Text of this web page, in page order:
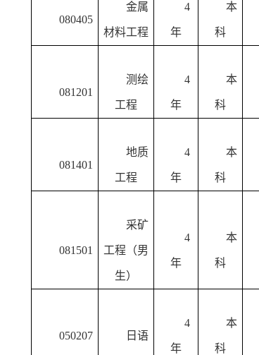
080405
金属
材料工程
4
年
本
科
081201
测绘
工程
4
年
本
科
081401
地质
工程
4
年
本
科
081501
采矿
工程（男
生）
4
年
本
科
050207 日语
4
年
本
科